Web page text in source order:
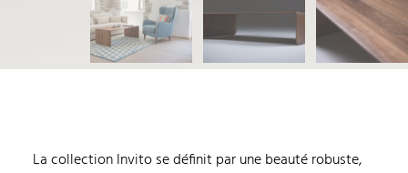
La collection Invito se définit par une beauté robuste,